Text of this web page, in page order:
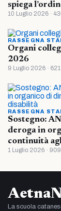
spiega
10 Luglio 2026 ·
RASSEGNA
Organi
2026
9 Luglio 2026 ·
RASSEGNA
Sostegno:
deroga in
continuità
1 Luglio 2026 ·
La scuola